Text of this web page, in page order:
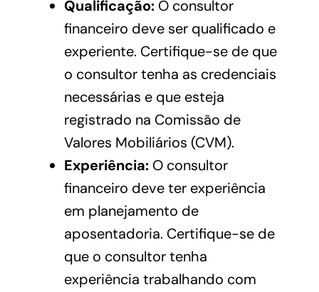
Qualificação:O consultor
financeiro deve ser qualificado e
experiente. Certifique-se de que
o consultor tenha as credenciais
necessárias e que esteja
registrado na Comissão de
Valores Mobiliários (CVM).
Experiência:O consultor
financeiro deve ter experiência
em planejamento de
aposentadoria. Certifique-se de
que o consultor tenha
experiência trabalhando com